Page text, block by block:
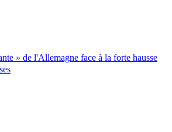
» de l'Allemagne face à la forte hausse